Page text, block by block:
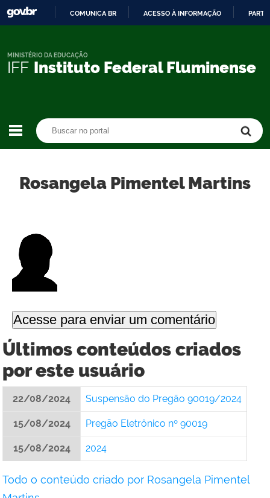
CONTEÚDO
COMUNICA BR ACESSO À INFORMAÇÃO
IFF Instituto Federal Fluminense
MINISTÉRIO DA EDUCAÇÃO
Rosangela Pimentel Martins
Últimos conteúdos criados
por este usuário
22/08/2024 Suspensão do Pregão 90019/2024
15/08/2024 Pregão Eletrônico nº 90019
15/08/2024 2024
Todo o conteúdo criado por Rosangela Pimentel